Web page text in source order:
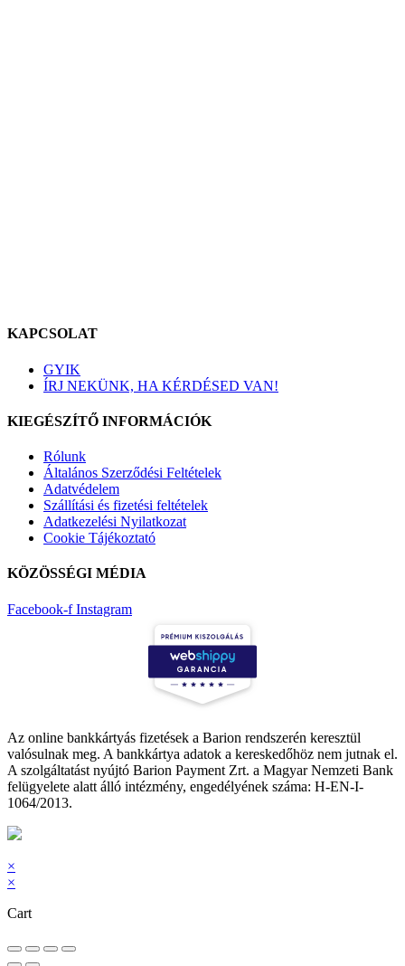
KAPCSOLAT
GYIK
ÍRJ NEKÜNK, HA KÉRDÉSED VAN!
KIEGÉSZÍTŐ INFORMÁCIÓK
Rólunk
Általános Szerződési Feltételek
Adatvédelem
Szállítási és fizetési feltételek
Adatkezelési Nyilatkozat
Cookie Tájékoztató
KÖZÖSSÉGI MÉDIA
Facebook-f Instagram
Az online bankkártyás fizetések a Barion rendszerén keresztül
valósulnak meg. A bankkártya adatok a kereskedőhöz nem jutnak el.
A szolgáltatást nyújtó Barion Payment Zrt. a Magyar Nemzeti Bank
felügyelete alatt álló intézmény, engedélyének száma: H-EN-I-
1064/2013.
×
×
Cart